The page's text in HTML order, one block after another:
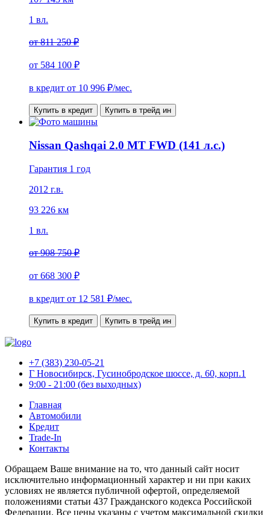
1 вл.
от811 250 ₽
от 584 100 ₽
в кредит от 10 996 ₽/мес.
Купить в кредит Купить в трейд ин
Nissan Qashqai 2.0 MT FWD (141 л.с.)
Гарантия 1 год
2012 г.в.
93 226 км
1 вл.
от908 750 ₽
от 668 300 ₽
в кредит от 12 581 ₽/мес.
Купить в кредит Купить в трейд ин
+7 (383) 230-05-21
Г Новосибирск, Гусинобродское шоссе, д. 60, корп.1
9:00 - 21:00 (без выходных)
Главная
Автомобили
Кредит
Trade-In
Контакты
Обращаем Ваше внимание на то, что данный сайт носит
исключительно информационный характер и ни при каких
условиях не является публичной офертой, определяемой
положениями статьи 437 Гражданского кодекса Российской
Федерации. Все цены указаны с учетом максимальной скидки